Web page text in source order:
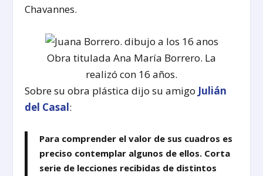
Chavannes.
Obra titulada Ana María Borrero. La
realizó con 16 años.
Sobre su obra plástica dijo su amigo Julián
del Casal:
Para comprender el valor de sus cuadros es
preciso contemplar algunos de ellos. Corta
serie de lecciones recibidas de distintos